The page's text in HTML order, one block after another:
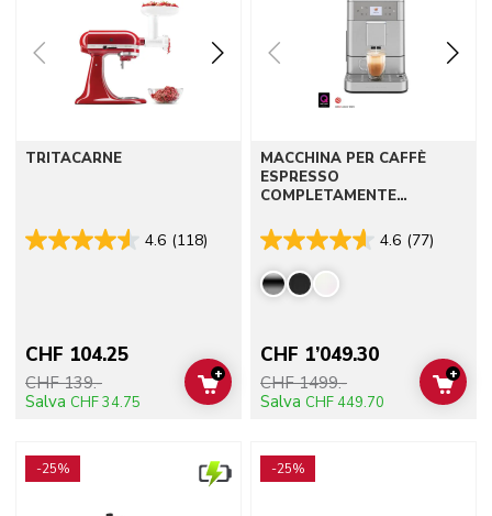
TRITACARNE
4.6 (118)
CHF 104.25
CHF 139.-
Salva CHF 34.75
ADD TO CART
+
MACCHINA PER CAFFÈ
ESPRESSO
COMPLETAMENTE
4.6 (77)
CHF 1’049.30
CHF 1499.-
Salva CHF 449.70
ADD
+
-25% -25%